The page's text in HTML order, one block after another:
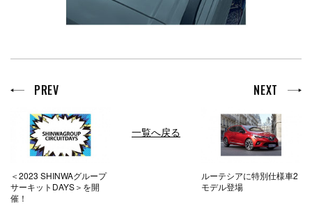
PREV
＜2023 SHINWAグループ
サーキットDAYS＞を開
催！
一覧へ戻る
NEXT
ルーテシアに特別仕様車2
モデル登場